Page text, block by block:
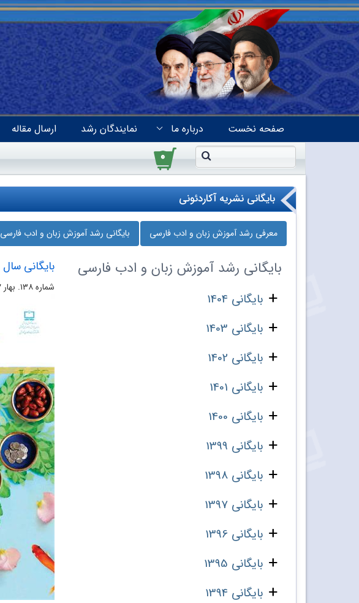
صفحه نخست درباره ما نمایندگان رشد ارسال مقاله
۰
بایگانی نشریه آکاردئونی
معرفی رشد آموزش زبان و ادب فارسی بایگانی رشد آموزش زبان و ادب فارسی
بایگانی رشد آموزش زبان و ادب فارسی
بایگانی 1404
بایگانی 1403
بایگانی 1402
بایگانی 1401
بایگانی 1400
بایگانی 1399
بایگانی 1398
بایگانی 1397
بایگانی 1396
بایگانی 1395
بایگانی 1394
بایگانی سال 1402
شماره‌ ۱۳۸. بهار ۱۴۰۲